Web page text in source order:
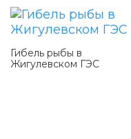
Гибель рыбы в
Жигулевском ГЭС